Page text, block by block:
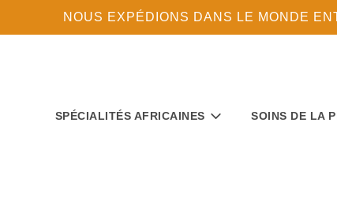
NOUS EXPÉDIONS DANS LE MONDE
SPÉCIALITÉS AFRICAINES SOINS DE LA